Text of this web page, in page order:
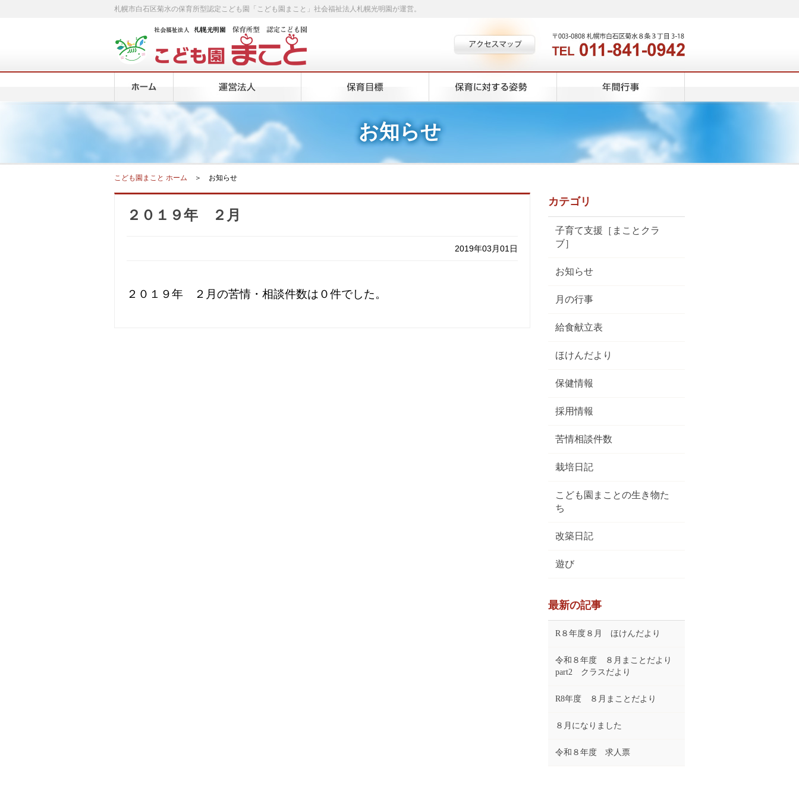
札幌市白石区菊水の保育所型認定こども園「こども園まこと」社会福祉法人札幌光明園が運営。
お知らせ
こども園まこと ホーム ＞ お知らせ
２０１９年 ２月
2019年03月01日
２０１９年 ２月の苦情・相談件数は０件でした。
カテゴリ
子育て支援［まことクラ
ブ］
お知らせ
月の行事
給食献立表
ほけんだより
保健情報
採用情報
苦情相談件数
栽培日記
こども園まことの生き物た
ち
改築日記
遊び
最新の記事
R８年度８月 ほけんだより
令和８年度 ８月まことだより
part2 クラスだより
R8年度 ８月まことだより
８月になりました
令和８年度 求人票